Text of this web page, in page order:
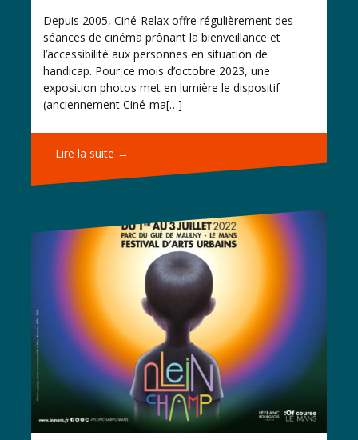
Depuis 2005, Ciné-Relax offre régulièrement des
séances de cinéma prônant la bienveillance et
l’accessibilité aux personnes en situation de
handicap. Pour ce mois d’octobre 2023, une
exposition photos met en lumière le dispositif
(anciennement Ciné-ma[…]
Lire la suite →